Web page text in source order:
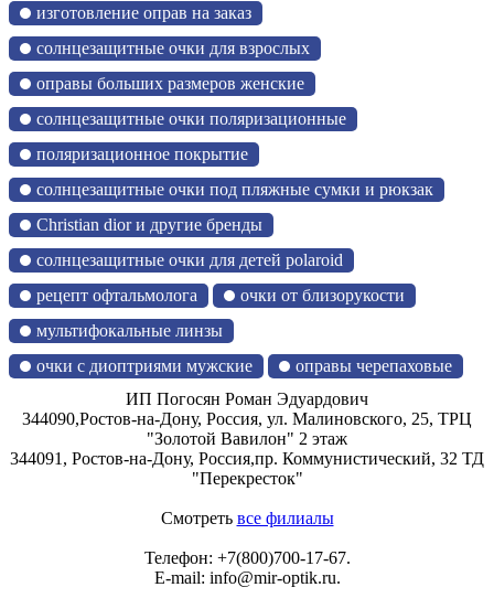
изготовление оправ на заказ
солнцезащитные очки для взрослых
оправы больших размеров женские
солнцезащитные очки поляризационные
поляризационное покрытие
солнцезащитные очки под пляжные сумки и рюкзак
Christian dior и другие бренды
солнцезащитные очки для детей polaroid
рецепт офтальмолога
очки от близорукости
мультифокальные линзы
очки с диоптриями мужские
оправы черепаховые
ИП Погосян Роман Эдуардович
344090,Ростов-на-Дону, Россия, ул. Малиновского, 25, ТРЦ
"Золотой Вавилон" 2 этаж
344091, Ростов-на-Дону, Россия,пр. Коммунистический, 32 ТД
"Перекресток"
Смотреть все филиалы
Телефон: +7(800)700-17-67.
E-mail: info@mir-optik.ru.